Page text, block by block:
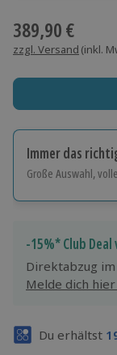
389,90 €
zzgl. Versand (inkl.
Immer das
Große Auswahl,
Jeder
Maximale
3 Jahre gültig &
-15%* Club
Direktabzug
Melde dich hier
Du erhältst